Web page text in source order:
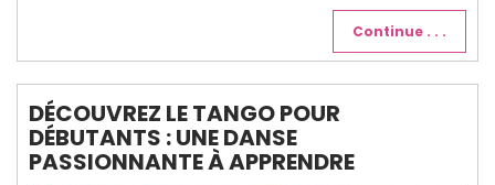
Continue . . .
DÉCOUVREZ LE TANGO POUR
DÉBUTANTS : UNE DANSE
PASSIONNANTE À APPRENDRE